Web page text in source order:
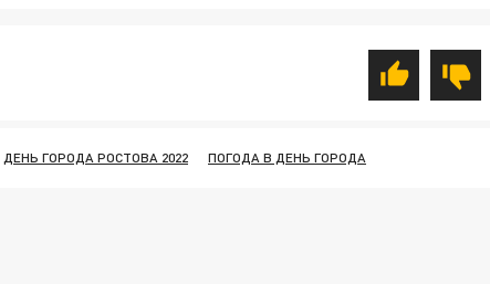
ДЕНЬ ГОРОДА РОСТОВА 2022 ПОГОДА В ДЕНЬ ГОРОДА